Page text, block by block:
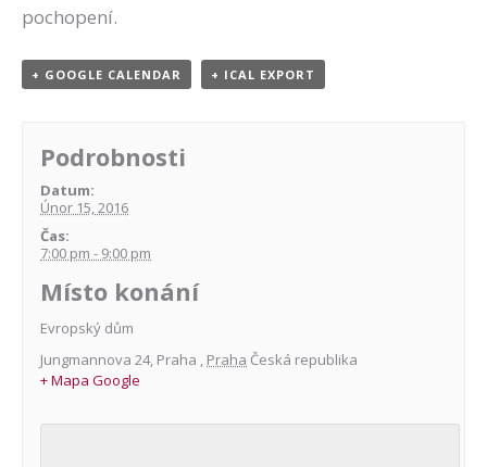
pochopení.
+ GOOGLE CALENDAR + ICAL EXPORT
Podrobnosti
Datum:
Únor 15, 2016
Čas:
7:00 pm - 9:00 pm
Místo konání
Evropský dům
Jungmannova 24, Praha , Praha Česká republika
+ Mapa Google